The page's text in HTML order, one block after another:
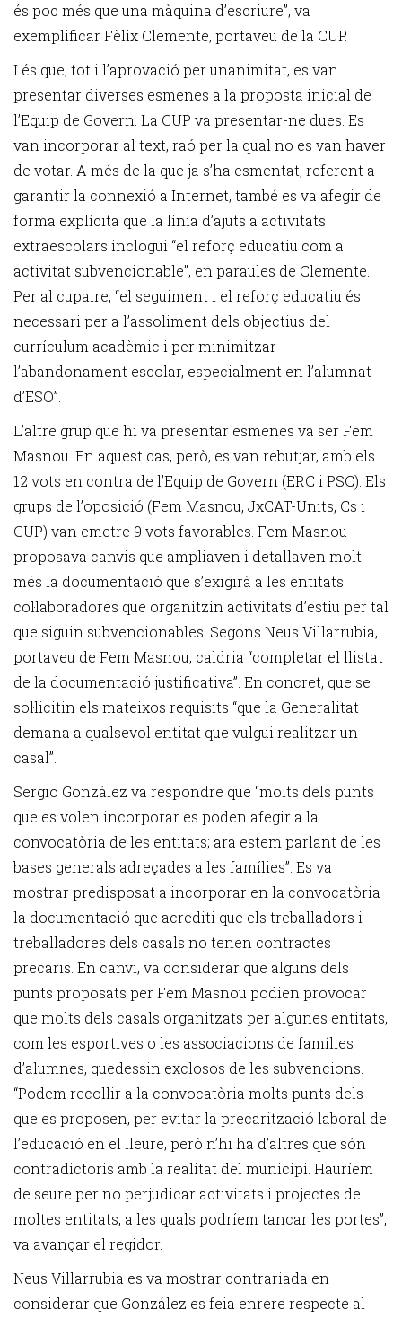
és poc més que una màquina d’escriure”, va
exemplificar Fèlix Clemente, portaveu de la CUP.
I és que, tot i l’aprovació per unanimitat, es van
presentar diverses esmenes a la proposta inicial de
l’Equip de Govern. La CUP va presentar-ne dues. Es
van incorporar al text, raó per la qual no es van haver
de votar. A més de la que ja s’ha esmentat, referent a
garantir la connexió a Internet, també es va afegir de
forma explícita que la línia d’ajuts a activitats
extraescolars inclogui “el reforç educatiu com a
activitat subvencionable”, en paraules de Clemente.
Per al cupaire, “el seguiment i el reforç educatiu és
necessari per a l’assoliment dels objectius del
currículum acadèmic i per minimitzar
l’abandonament escolar, especialment en l’alumnat
d’ESO”.
L’altre grup que hi va presentar esmenes va ser Fem
Masnou. En aquest cas, però, es van rebutjar, amb els
12 vots en contra de l’Equip de Govern (ERC i PSC). Els
grups de l’oposició (Fem Masnou, JxCAT-Units, Cs i
CUP) van emetre 9 vots favorables. Fem Masnou
proposava canvis que ampliaven i detallaven molt
més la documentació que s’exigirà a les entitats
col·laboradores que organitzin activitats d’estiu per tal
que siguin subvencionables. Segons Neus Villarrubia,
portaveu de Fem Masnou, caldria “completar el llistat
de la documentació justificativa”. En concret, que se
sol·licitin els mateixos requisits “que la Generalitat
demana a qualsevol entitat que vulgui realitzar un
casal”.
Sergio González va respondre que “molts dels punts
que es volen incorporar es poden afegir a la
convocatòria de les entitats; ara estem parlant de les
bases generals adreçades a les famílies”. Es va
mostrar predisposat a incorporar en la convocatòria
la documentació que acrediti que els treballadors i
treballadores dels casals no tenen contractes
precaris. En canvi, va considerar que alguns dels
punts proposats per Fem Masnou podien provocar
que molts dels casals organitzats per algunes entitats,
com les esportives o les associacions de famílies
d’alumnes, quedessin exclosos de les subvencions.
“Podem recollir a la convocatòria molts punts dels
que es proposen, per evitar la precarització laboral de
l’educació en el lleure, però n’hi ha d’altres que són
contradictoris amb la realitat del municipi. Hauríem
de seure per no perjudicar activitats i projectes de
moltes entitats, a les quals podríem tancar les portes”,
va avançar el regidor.
Neus Villarrubia es va mostrar contrariada en
considerar que González es feia enrere respecte al